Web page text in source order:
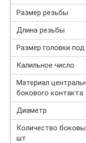
Размер резьбы
Длина резьбы
Размер головки
Калильное число
Материал
бокового контакта
Диаметр
Количество
шт